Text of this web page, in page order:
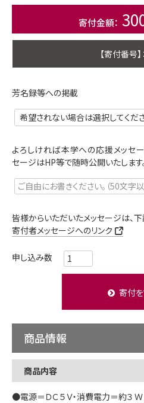
商品番号
芳名録等への掲載
よろしければ本学への応援メッセ
セージはHP等で随時公開いたします
皆様からいただいたメッセージは、下
寄付者メッセージへのリンク
寄付
商品情報
商品内容
●電源＝ＤＣ５Ｖ・消費電力＝約３